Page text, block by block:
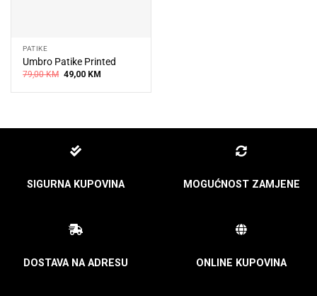
PATIKE
Umbro Patike Printed
79,00KM Original
was:
49,00 KMCurrent
is:
SIGURNA KUPOVINA MOGUĆNOST ZAMJENE
DOSTAVA NA ADRESU ONLINE KUPOVINA